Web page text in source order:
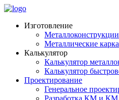
Изготовление
Металлоконструкции
Металлические
Калькулятор
Калькулятор
Калькулятор
Проектирование
Генеральное
Разработка КМ и